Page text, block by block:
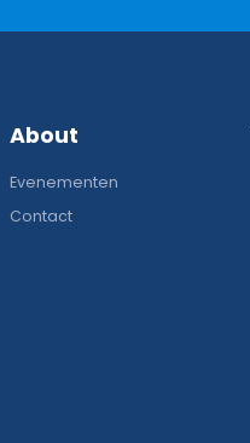
About
Evenementen
Contact